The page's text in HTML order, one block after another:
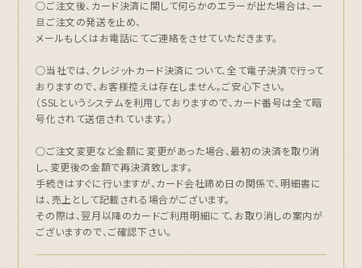
○ご注文後、カード決済に関して何らかのエラーが出た場合は、一
旦ご注文の発送を止め、
メールもしくはお電話にてご連絡をさせていただきます。
○当社では、クレジットカード決済について、全て電子決済で行って
おりますので、お客様控えは存在しません。ご安心下さい。
（SSLというシステムを利用しておりますので、カード番号は全て暗
号化されて送信されています。）
○ご注文変更など金額に変更があった場合、最初の決済を取り消
し、変更後の金額で再決済致します。
手続きはすぐに行いますが、カード会社締め日の関係で、明細書に
は、売上として記載される場合がございます。
その際は、翌月以降のカードご利用明細にて、お取り消しの案内が
ございますので、ご確認下さい。